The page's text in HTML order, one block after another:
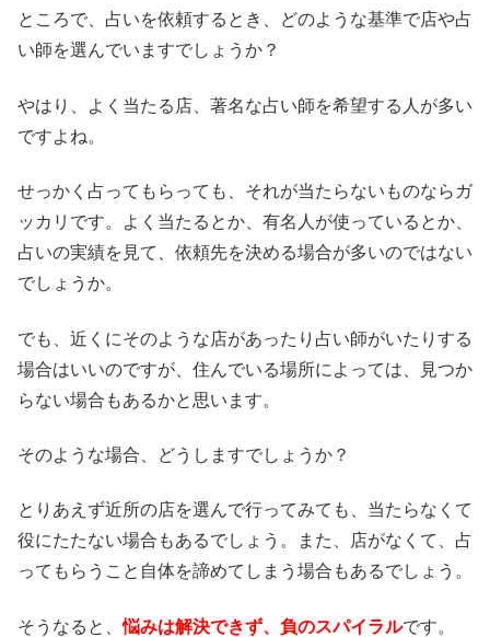
ところで、占いを依頼するとき、どのような基準で店や占
い師を選んでいますでしょうか？
やはり、よく当たる店、著名な占い師を希望する人が多い
ですよね。
せっかく占ってもらっても、それが当たらないものならガ
ッカリです。よく当たるとか、有名人が使っているとか、
占いの実績を見て、依頼先を決める場合が多いのではない
でしょうか。
でも、近くにそのような店があったり占い師がいたりする
場合はいいのですが、住んでいる場所によっては、見つか
らない場合もあるかと思います。
そのような場合、どうしますでしょうか？
とりあえず近所の店を選んで行ってみても、当たらなくて
役にたたない場合もあるでしょう。また、店がなくて、占
ってもらうこと自体を諦めてしまう場合もあるでしょう。
そうなると、悩みは解決できず、負のスパイラルです。